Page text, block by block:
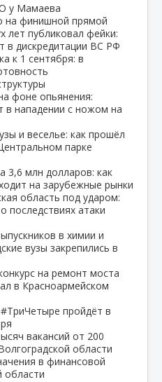
у Мамаева
на финишной прямой
лет публиковал фейки:
в дискредитации ВС РФ
к 1 сентября: в
фоне опьянения:
в нападении с ножом на
и веселье: как прошёл
парке
3,6 млн долларов: как
на зарубежные рынки
область под ударом:
последствиях атаки
в химии и
вузы закрепились в
на ремонт моста
в Красноармейском
пройдёт в
вакансий от 200
области
в финансовой
области